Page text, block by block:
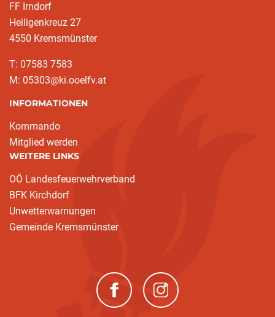
FF Irndorf
Heiligenkreuz 27
4550 Kremsmünster
T: 07583 7583
M: 05303@ki.ooelfv.at
INFORMATIONEN
Kommando
Mitglied werden
WEITERE LINKS
OÖ Landesfeuerwehrverband
BFK Kirchdorf
Unwetterwarnungen
Gemeinde Kremsmünster
(neues Fenster)(neues Fenster)